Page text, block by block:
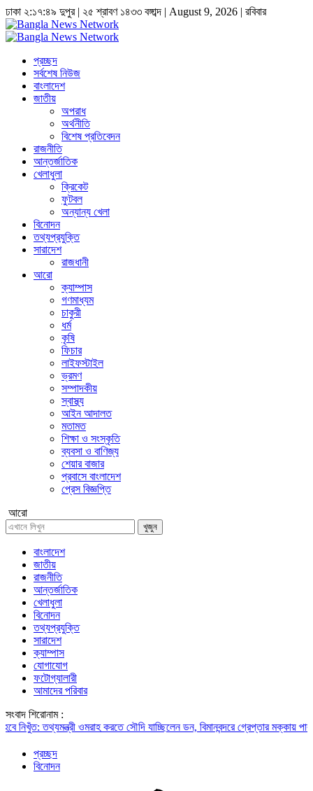
ঢাকা ২:১৭:৫০ দুপুর| ২৫ শ্রাবণ ১৪৩৩ বঙ্গাব্দ | August 9, 2026 | রবিবার
প্রচ্ছদ
সর্বশেষ নিউজ
বাংলাদেশ
জাতীয়
অপরাধ
অর্থনীতি
বিশেষ প্রতিবেদন
রাজনীতি
আন্তর্জাতিক
খেলাধুলা
ক্রিকেট
ফুটবল
অন্যান্য খেলা
বিনোদন
তথ্যপ্রযুক্তি
সারাদেশ
রাজধানী
আরো
ক্যাম্পাস
গণমাধ্যম
চাকুরী
ধর্ম
কৃষি
ফিচার
লাইফস্টাইল
ভ্রমণ
সম্পাদকীয়
স্বাস্থ্য
আইন আদালত
মতামত
শিক্ষা ও সংস্কৃতি
ব্যবসা ও বাণিজ্য
শেয়ার বাজার
প্রবাসে বাংলাদেশ
প্রেস বিজ্ঞপ্তি
আরো
খুজুন
বাংলাদেশ
জাতীয়
রাজনীতি
আন্তর্জাতিক
খেলাধুলা
বিনোদন
তথ্যপ্রযুক্তি
সারাদেশ
ক্যাম্পাস
যোগাযোগ
ফটোগ্যালারী
আমাদের পরিবার
সংবাদ শিরোনাম :
তথ্যমন্ত্রীওমরাহ করতে সৌদি যাচ্ছিলেন ডন, বিমানবন্দরে গ্রেপ্তারমক্কায় পাক-সৌদি-
প্রচ্ছদ
বিনোদন